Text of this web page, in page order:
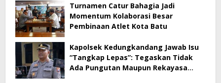
Turnamen Catur Bahagia Jadi
Momentum Kolaborasi Besar
Pembinaan Atlet Kota Batu
Kapolsek Kedungkandang Jawab Isu
“Tangkap Lepas”: Tegaskan Tidak
Ada Pungutan Maupun Rekayasa